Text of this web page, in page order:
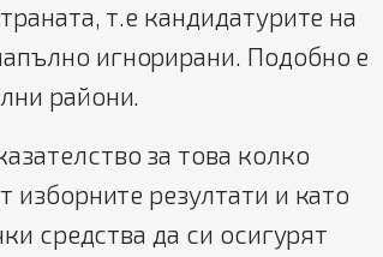
т.е кандидатурите на
игнорирани. Подобно е
райони.
за това колко
изборните резултати и като
средства да си осигурят